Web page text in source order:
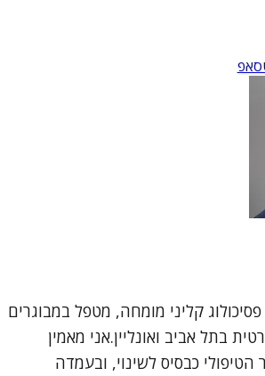
פסיכולוג קליני מומחה, מטפל במבוגרים
בתל אביב ואונליין.אני מאמין
כבסיס לשינוי, ובעמדה